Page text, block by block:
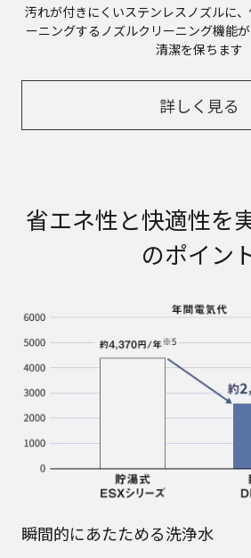
汚れが付きにくいステンレスノズルに
ーニングするノズルクリーニング機能が
清潔を保ちます
詳しく見る
省エネ性と快適性を
のポイン
瞬間的にあたためる洗浄水